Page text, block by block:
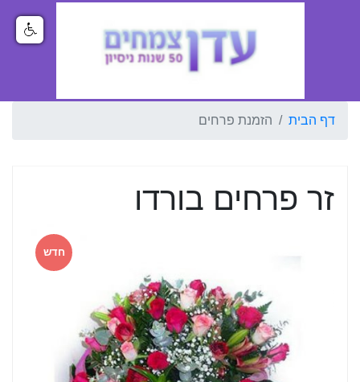
דף הבית הזמנת פרחים
זר פרחים בורדו
חדש